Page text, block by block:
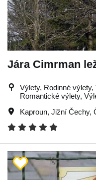
Jára Cimrman
Výlety, Rodinné
Romantické výlety,
Kaproun, Jižní Čechy,